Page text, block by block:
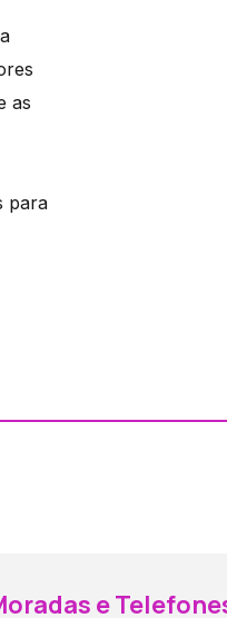
as
para
ao Facebook da
ao Instagram
e